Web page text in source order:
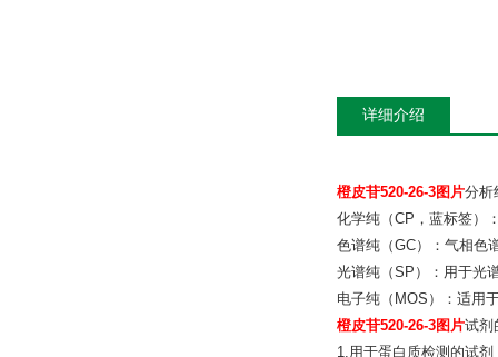
详细介绍
橙皮苷520-26-3图片分析
化学纯（CP，蓝标签）
色谱纯（GC）：气相色
光谱纯（SP）：用于光
电子纯（MOS）：适用
橙皮苷520-26-3图片试剂
1.用于蛋白质检测的试剂